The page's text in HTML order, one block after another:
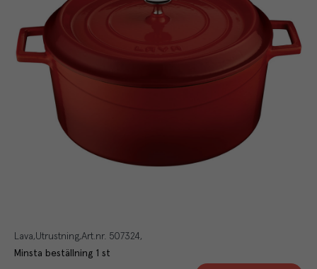
Lava Utrustning Art.nr. 507324
Minsta beställning 1 st